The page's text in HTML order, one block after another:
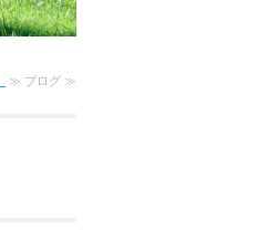
≫ ブログ ≫